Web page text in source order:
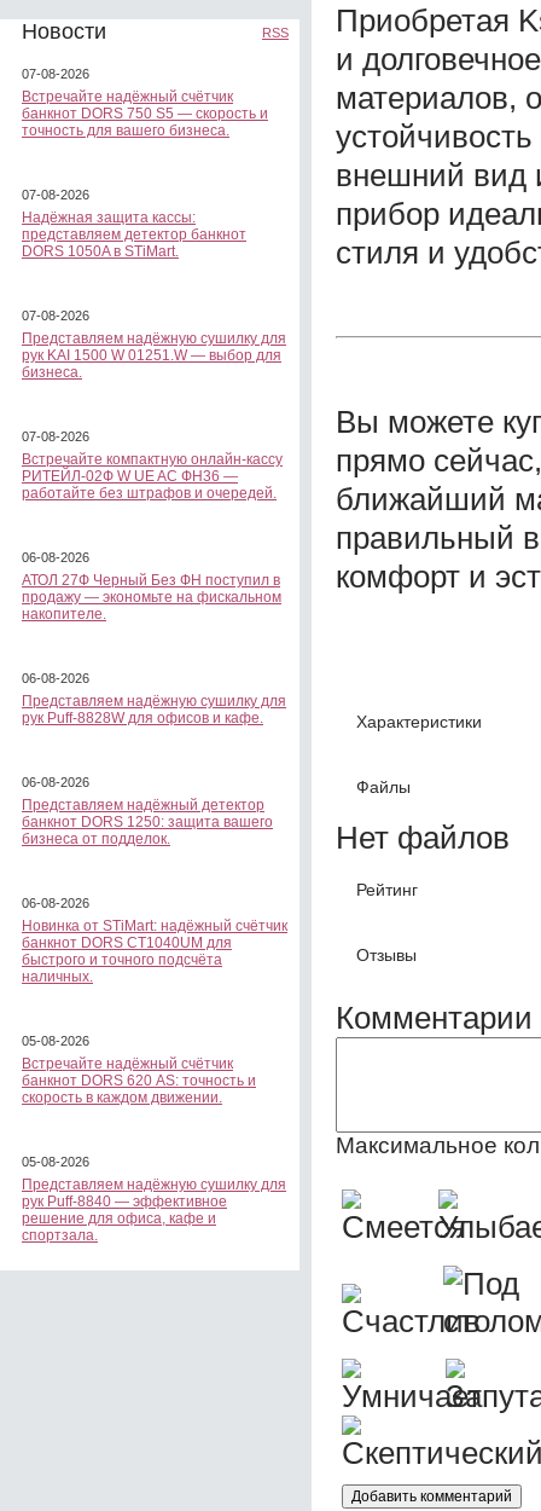
Новости RSS
07-08-2026
Встречайте надёжный счётчик
банкнот DORS 750 S5 — скорость и
точность для вашего бизнеса.
07-08-2026
Надёжная защита кассы:
представляем детектор банкнот
DORS 1050A в STiMart.
07-08-2026
Представляем надёжную сушилку для
рук KAI 1500 W 01251.W — выбор для
бизнеса.
07-08-2026
Встречайте компактную онлайн-кассу
РИТЕЙЛ-02Ф W UE AC ФН36 —
работайте без штрафов и очередей.
06-08-2026
АТОЛ 27Ф Черный Без ФН поступил в
продажу — экономьте на фискальном
накопителе.
06-08-2026
Представляем надёжную сушилку для
рук Puff-8828W для офисов и кафе.
06-08-2026
Представляем надёжный детектор
банкнот DORS 1250: защита вашего
бизнеса от подделок.
06-08-2026
Новинка от STiMart: надёжный счётчик
банкнот DORS CT1040UM для
быстрого и точного подсчёта
наличных.
05-08-2026
Встречайте надёжный счётчик
банкнот DORS 620 АS: точность и
скорость в каждом движении.
05-08-2026
Представляем надёжную сушилку для
рук Puff-8840 — эффективное
решение для офиса, кафе и
спортзала.
Приобретая
и
материалов,
внешний вид
прибор
стиля и
Вы можете
прямо
ближайший
правильный
комфорт и
Характеристики
Файлы
Нет файлов
Рейтинг
Отзывы
Комментарии
Максимальное